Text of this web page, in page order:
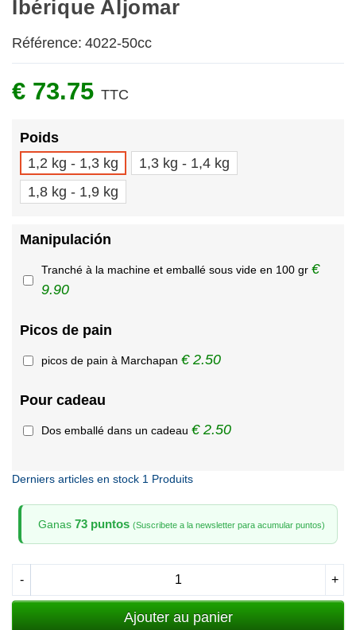
Ibérique Aljomar
Référence: 4022-50cc
€ 73.75 TTC
Poids
1,2 kg - 1,3 kg
1,3 kg - 1,4 kg
1,8 kg - 1,9 kg
Manipulación
Tranché à la machine et emballé sous vide en 100 gr €
9.90
Picos de pain
picos de pain à Marchapan € 2.50
Pour cadeau
Dos emballé dans un cadeau € 2.50
Derniers articles en stock 1 Produits
Ganas 73 puntos (Suscribete a la newsletter para acumular puntos)
- +
Ajouter au panier